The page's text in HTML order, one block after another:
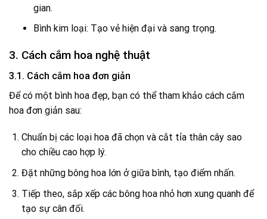
gian.
Bình kim loại: Tạo vẻ hiện đại và sang trọng.
3. Cách cắm hoa nghệ thuật
3.1. Cách cắm hoa đơn giản
Để có một bình hoa đẹp, bạn có thể tham khảo cách cắm
hoa đơn giản sau:
Chuẩn bị các loại hoa đã chọn và cắt tỉa thân cây sao
cho chiều cao hợp lý.
Đặt những bông hoa lớn ở giữa bình, tạo điểm nhấn.
Tiếp theo, sắp xếp các bông hoa nhỏ hơn xung quanh để
tạo sự cân đối.